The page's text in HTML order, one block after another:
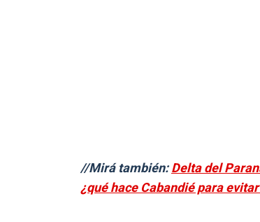
//Mirá también:Delta del
¿qué hace Cabandié para